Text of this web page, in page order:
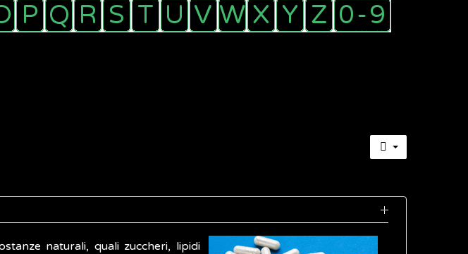
naturali, quali zuccheri, lipidi